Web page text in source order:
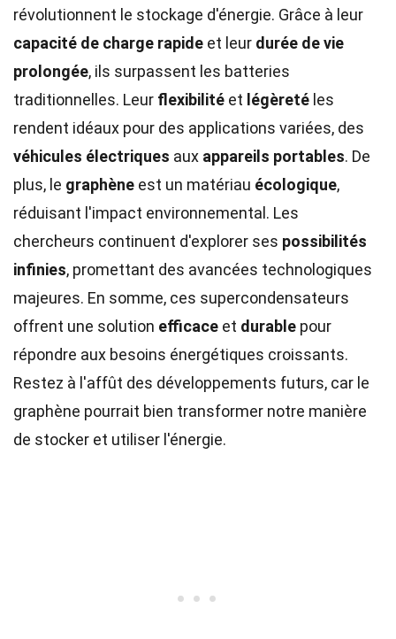
révolutionnent le stockage d'énergie. Grâce à leur
capacité de charge rapide et leur durée de vie
prolongée, ils surpassent les batteries
traditionnelles. Leur flexibilité et légèreté les
rendent idéaux pour des applications variées, des
véhicules électriques aux appareils portables. De
plus, le graphène est un matériau écologique,
réduisant l'impact environnemental. Les
chercheurs continuent d'explorer ses possibilités
infinies, promettant des avancées technologiques
majeures. En somme, ces supercondensateurs
offrent une solution efficace et durable pour
répondre aux besoins énergétiques croissants.
Restez à l'affût des développements futurs, car le
graphène pourrait bien transformer notre manière
de stocker et utiliser l'énergie.